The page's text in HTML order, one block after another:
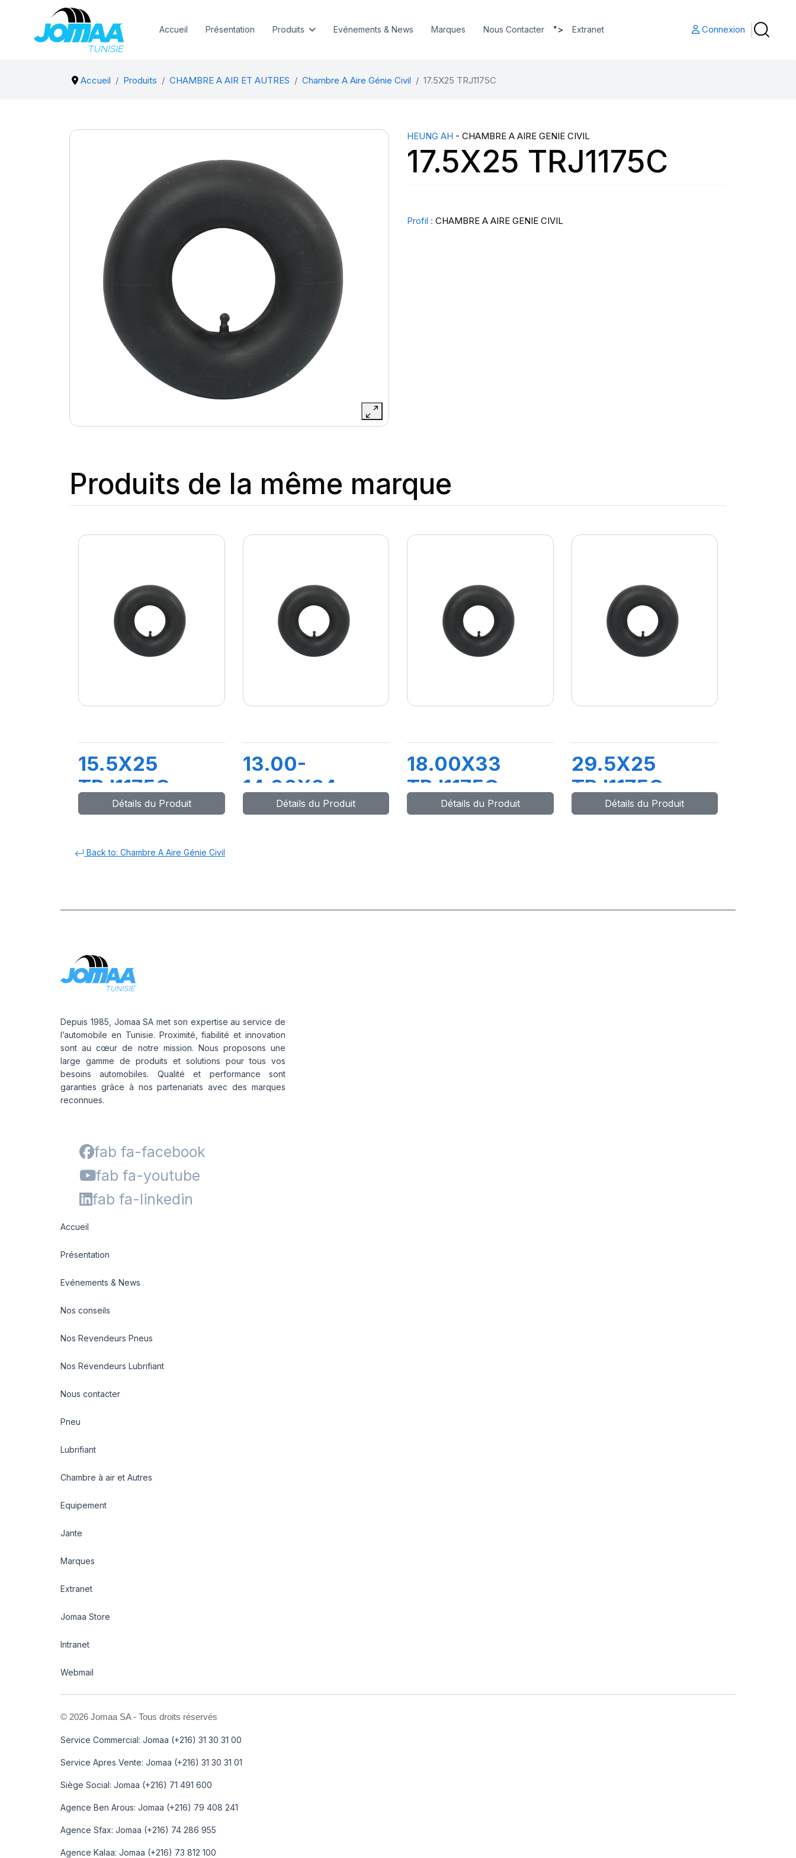
Accueil Présentation Produits Evénements & News Marques Nous Contacter "> Extranet Connexion
Accueil Produits CHAMBRE A AIR ET AUTRES Chambre A Aire Génie Civil 17.5X25 TRJ1175C
HEUNG AH - CHAMBRE A AIRE GENIE CIVIL
17.5X25 TRJ1175C
Profil : CHAMBRE A AIRE GENIE CIVIL
Produits de la même marque
15.5X25
TRJ1175C
Détails du Produit
13.00-
14.00X24
TR220A
Détails du Produit
18.00X33
TRJ1175C
Détails du Produit
29.5X25
TRJ1175C
Détails du Produit
Back to: Chambre A Aire Génie Civil
Depuis 1985, Jomaa SA met son expertise au service de
l’automobile en Tunisie. Proximité, fiabilité et innovation
sont au cœur de notre mission. Nous proposons une
large gamme de produits et solutions pour tous vos
besoins automobiles. Qualité et performance sont
garanties grâce à nos partenariats avec des marques
reconnues.
fab fa-facebook
fab fa-youtube
fab fa-linkedin
Accueil
Présentation
Evénements & News
Nos conseils
Nos Revendeurs Pneus
Nos Revendeurs Lubrifiant
Nous contacter
Pneu
Lubrifiant
Chambre à air et Autres
Equipement
Jante
Marques
Extranet
Jomaa Store
Intranet
Webmail
© 2026 Jomaa SA - Tous droits réservés
Service Commercial: Jomaa (+216) 31 30 31 00
Service Apres Vente: Jomaa (+216) 31 30 31 01
Siège Social: Jomaa (+216) 71 491 600
Agence Ben Arous: Jomaa (+216) 79 408 241
Agence Sfax: Jomaa (+216) 74 286 955
Agence Kalaa: Jomaa (+216) 73 812 100